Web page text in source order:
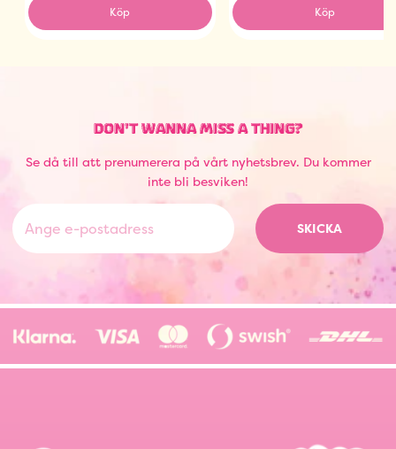
Köp Köp
DON'T WANNA MISS A THING?
Se då till att prenumerera på vårt nyhetsbrev. Du kommer
inte bli besviken!
SKICKA